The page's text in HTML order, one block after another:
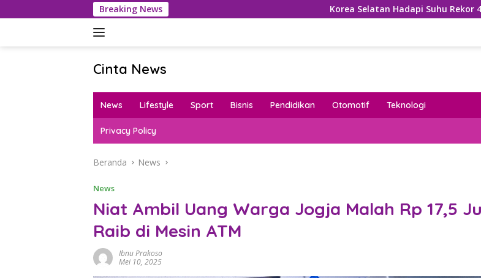
ke
Breaking News Korea Selatan Hadapi Suhu Rekor 42,5°C,
Cinta News
News
Kabar
Inspirasi!
News Lifestyle Sport Bisnis Pendidikan Otomotif Teknologi
Privacy Policy
Beranda News
News
Niat Ambil Uang Warga Jogja Malah Rp 17,5
Raib di Mesin ATM
Ibnu Prakoso
Mei 10, 2025